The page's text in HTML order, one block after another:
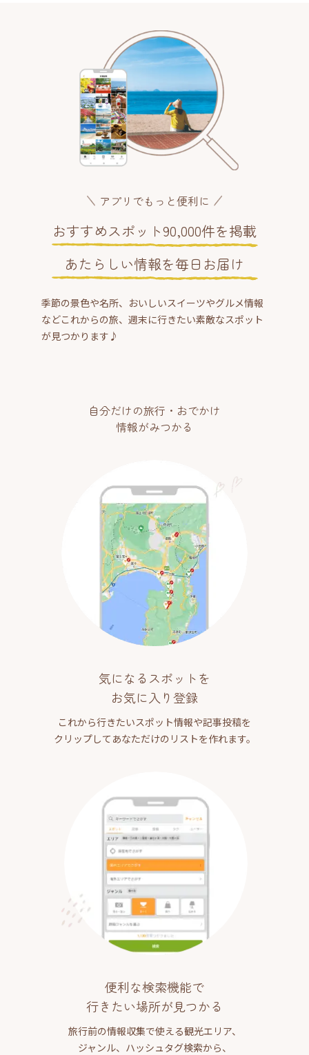
アプリでもっと便利に
おすすめスポット90,000件を掲載
あたらしい情報を毎日お届け
季節の景色や名所、おいしいスイーツやグルメ情報
などこれからの旅、週末に行きたい素敵なスポット
が見つかります♪
自分だけの旅行・おでかけ
情報がみつかる
気になるスポットを
お気に入り登録
これから行きたいスポット情報や記事投稿を
クリップしてあなただけのリストを作れます。
便利な検索機能で
行きたい場所が見つかる
旅行前の情報収集で使える観光エリア、
ジャンル、ハッシュタグ検索から、